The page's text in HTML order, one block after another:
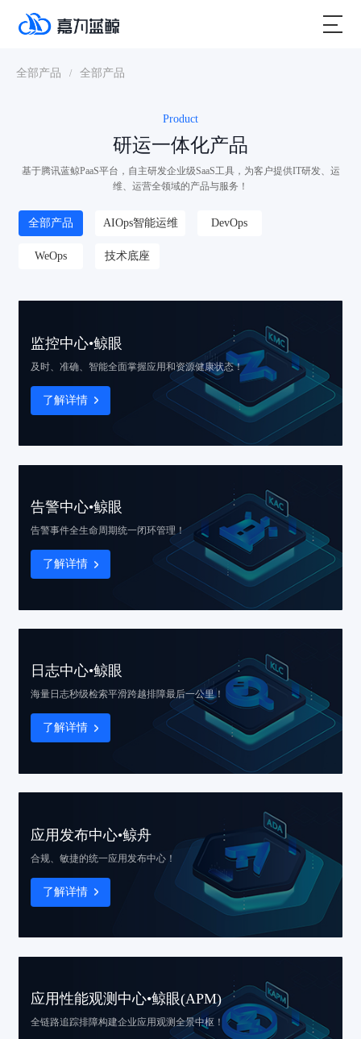
全部产品 / 全部产品
Product
研运一体化产品
基于腾讯蓝鲸PaaS平台，自主研发企业级SaaS工具，为客户提供IT研发、运
维、运营全领域的产品与服务！
全部产品 AIOps智能运维 DevOps
WeOps 技术底座
监控中心•鲸眼
及时、准确、智能全面掌握应用和资源健康状态！
了解详情
告警中心•鲸眼
告警事件全生命周期统一闭环管理！
了解详情
日志中心•鲸眼
海量日志秒级检索平滑跨越排障最后一公里！
了解详情
应用发布中心•鲸舟
合规、敏捷的统一应用发布中心！
了解详情
应用性能观测中心•鲸眼(APM)
全链路追踪排障构建企业应用观测全景中枢！